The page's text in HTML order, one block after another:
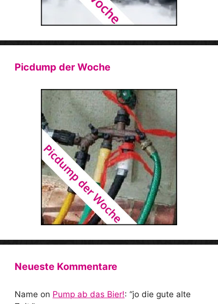
Picdump der Woche
Neueste Kommentare
Name on Pump ab das Bier!: “jo die gute alte